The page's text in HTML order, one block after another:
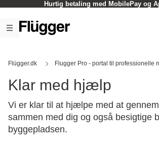
Hurtig betaling med MobilePay og
Flügger.dk Flugger Pro - portal til professionelle
Klar med hjælp
Vi er klar til at hjælpe med at
sammen med dig og også besigtige
byggepladsen.